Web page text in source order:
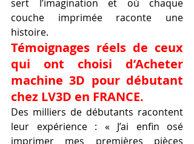
sert l’imagination et où chaque
couche imprimée raconte une
histoire.
Témoignages réels de ceux
qui ont choisi d’Acheter
machine 3D pour débutant
chez LV3D en FRANCE.
Des milliers de débutants racontent
leur expérience : « J’ai enfin osé
imprimer mes premières pièces